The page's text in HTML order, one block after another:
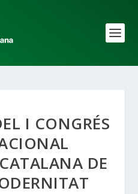
I CONGRÉS
DE